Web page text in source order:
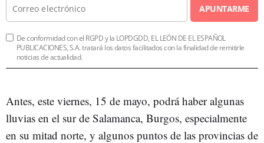
APUNTARME
De conformidad con el RGPD y la LOPDGDD, EL LEÓN DE EL ESPAÑOL
PUBLICACIONES, S.A. tratará los datos facilitados con la finalidad de remitirle
noticias de actualidad.
Antes, este viernes, 15 de mayo, podrá haber algunas
lluvias en el sur de Salamanca, Burgos, especialmente
en su mitad norte, y algunos puntos de las provincias de